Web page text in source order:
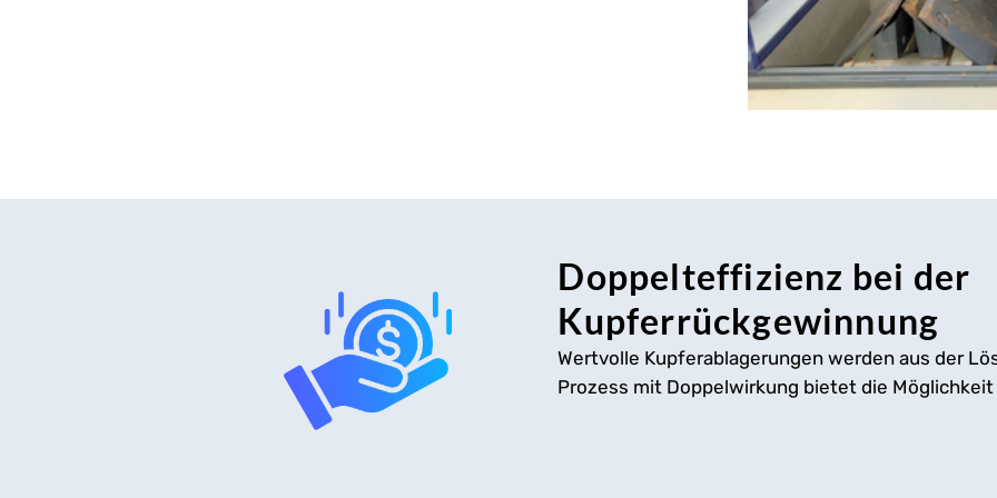
Doppelteffizienz bei der
Kupferrückgewinnung
Wertvolle Kupferablagerungen werden aus der
Prozess mit Doppelwirkung bietet die